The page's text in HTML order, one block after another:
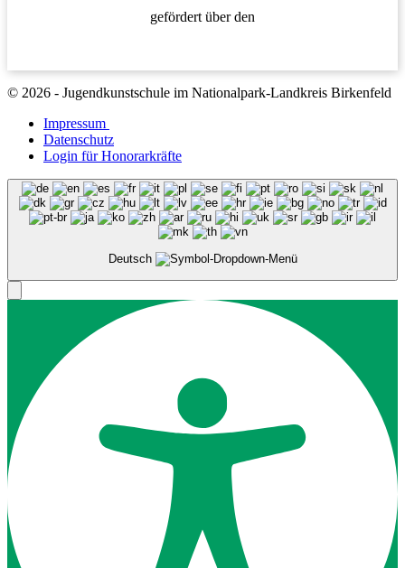
gefördert über den
© 2026 - Jugendkunstschule im Nationalpark-Landkreis Birkenfeld
Impressum
Datenschutz
Login für Honorarkräfte
Deutsch